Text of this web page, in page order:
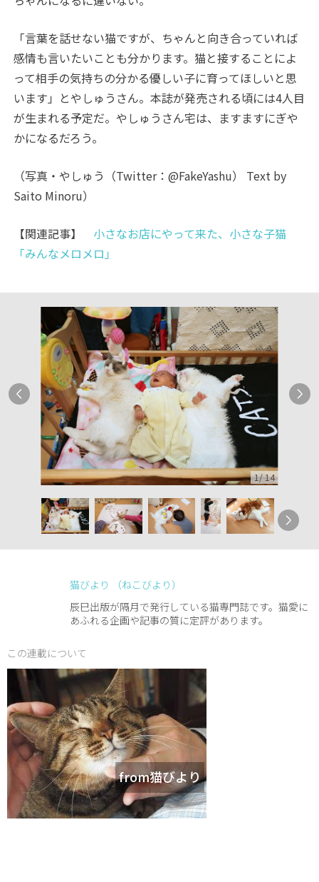
「言葉を話せない猫ですが、ちゃんと向き合っていれば
感情も言いたいことも分かります。猫と接することによ
って相手の気持ちの分かる優しい子に育ってほしいと思
います」とやしゅうさん。本誌が発売される頃には4人目
が生まれる予定だ。やしゅうさん宅は、ますますにぎや
かになるだろう。
（写真・やしゅう（Twitter：@FakeYashu） Text by
Saito Minoru）
【関連記事】 小さなお店にやって来た、小さな子猫
「みんなメロメロ」
1/14
猫びより （ねこびより）
辰巳出版が隔月で発行している猫専門誌です。猫愛に
あふれる企画や記事の質に定評があります。
この連載について
from猫びより